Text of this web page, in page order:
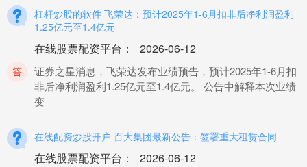
杠杆炒股的软件 飞荣达：预计2025年1-6月扣非后净利润盈利
1.25亿元至1.4亿元
在线股票配资平台 ： 2026-06-12
证券之星消息，飞荣达发布业绩预告，预计2025年1-6月扣
非后净利润盈利1.25亿元至1.4亿元。 公告中解释本次业绩
变
在线配资炒股开户 百大集团最新公告：签署重大租赁合同
在线股票配资平台 ： 2026-06-12